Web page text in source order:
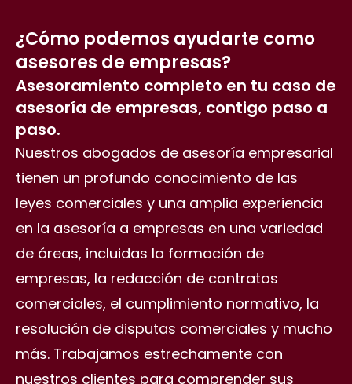
¿Cómo podemos ayudarte como
asesores de empresas?
Asesoramiento completo en tu caso de
asesoría de empresas, contigo paso a
paso.
Nuestros abogados de asesoría empresarial
tienen un profundo conocimiento de las
leyes comerciales y una amplia experiencia
en la asesoría a empresas en una variedad
de áreas, incluidas la formación de
empresas, la redacción de contratos
comerciales, el cumplimiento normativo, la
resolución de disputas comerciales y mucho
más. Trabajamos estrechamente con
nuestros clientes para comprender sus